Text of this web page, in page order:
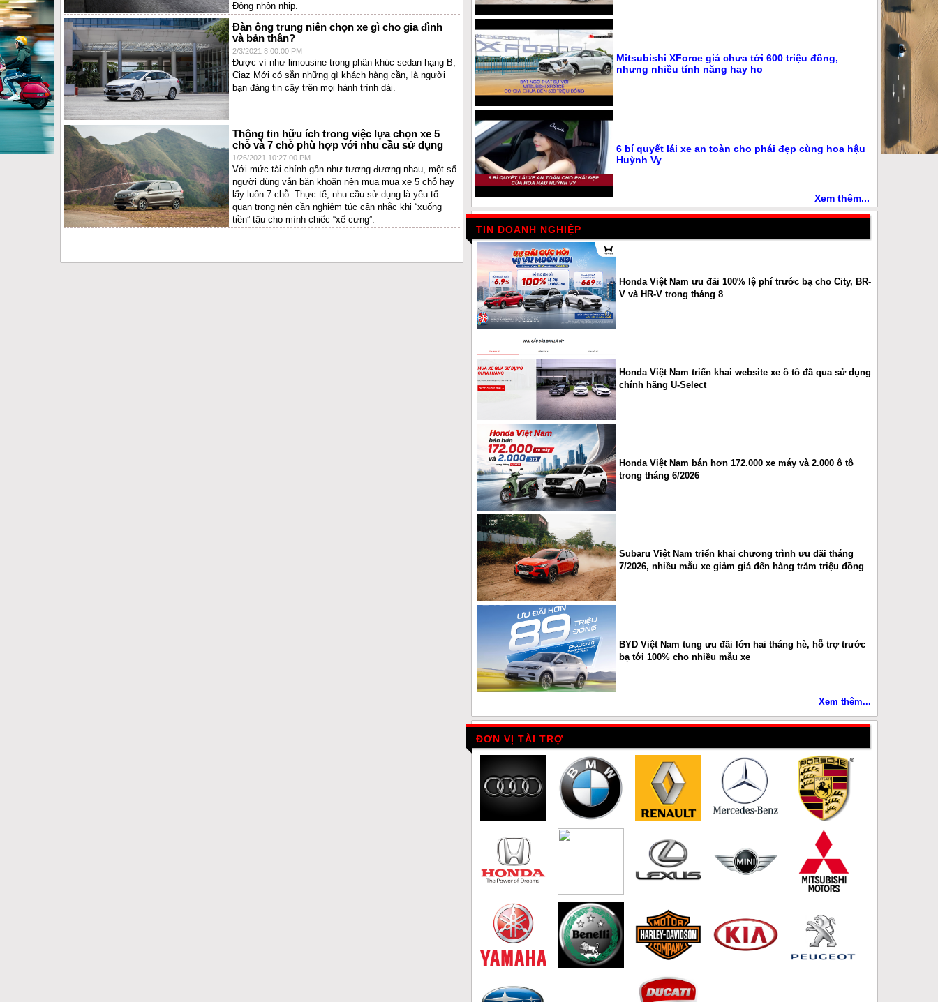
Mitsubishi XForce giá chưa tới 600 triệu đồng,
nhưng nhiều tính năng hay ho
6 bí quyết lái xe an toàn cho phái đẹp cùng hoa hậu
Huỳnh Vy
Xem thêm...
Đông nhộn nhịp.
Đàn ông trung niên chọn xe gì cho gia đình
và bản thân?
2/3/2021 8:00:00 PM
Được ví như limousine trong phân khúc sedan hạng B,
Ciaz Mới có sẵn những gì khách hàng cần, là người
bạn đáng tin cậy trên mọi hành trình dài.
Thông tin hữu ích trong việc lựa chọn xe 5
chỗ và 7 chỗ phù hợp với nhu cầu sử dụng
1/26/2021 10:27:00 PM
Với mức tài chính gần như tương đương nhau, một số
người dùng vẫn băn khoăn nên mua mua xe 5 chỗ hay
lấy luôn 7 chỗ. Thực tế, nhu cầu sử dụng là yếu tố
quan trọng nên cần nghiêm túc cân nhắc khi “xuống
tiền” tậu cho mình chiếc “xế cưng”.
TIN DOANH NGHIỆP
Honda Việt Nam ưu đãi 100% lệ phí trước bạ cho City, BR-
V và HR-V trong tháng 8
Honda Việt Nam triển khai website xe ô tô đã qua sử dụng
chính hãng U-Select
Honda Việt Nam bán hơn 172.000 xe máy và 2.000 ô tô
trong tháng 6/2026
Subaru Việt Nam triển khai chương trình ưu đãi tháng
7/2026, nhiều mẫu xe giảm giá đến hàng trăm triệu đồng
BYD Việt Nam tung ưu đãi lớn hai tháng hè, hỗ trợ trước
bạ tới 100% cho nhiều mẫu xe
Xem thêm...
ĐƠN VỊ TÀI TRỢ